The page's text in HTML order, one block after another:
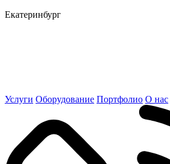
Екатеринбург
Услуги Оборудование Портфолио О нас